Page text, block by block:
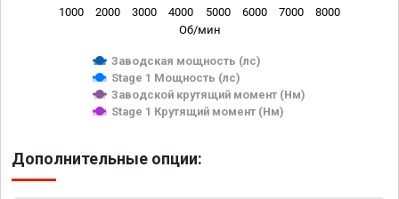
Об/мин
Заводская мощность (лс)
Stage 1 Мощность (лс)
Заводской крутящий момент (Нм)
Stage 1 Крутящий момент (Нм)
1000 2000 3000 4000 5000 6000 7000 8000
Дополнительные опции: